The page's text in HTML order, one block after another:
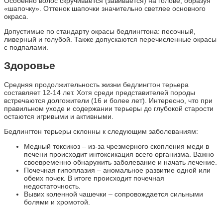
«шапочку». Оттенок шапочки значительно светлее основного
окраса.
Допустимые по стандарту окрасы бедлингтона: песочный,
ливерный и голубой. Также допускаются перечисленные окрасы
с подпалами.
Здоровье
Средняя продолжительность жизни бедлингтон терьера
составляет 12-14 лет. Хотя среди представителей породы
встречаются долгожители (16 и более лет). Интересно, что при
правильном уходе и содержании терьеры до глубокой старости
остаются игривыми и активными.
Бедлингтон терьеры склонны к следующим заболеваниям:
Медный токсикоз – из-за чрезмерного скопления меди в
печени происходит интоксикация всего организма. Важно
своевременно обнаружить заболевание и начать лечение.
Почечная гипоплазия – аномальное развитие одной или
обеих почек. В итоге происходит почечная
недостаточность.
Вывих коленной чашечки – сопровождается сильными
болями и хромотой.